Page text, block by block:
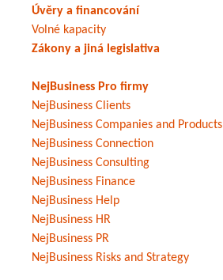
Úvěry a financování
Volné kapacity
Zákony a jiná legislativa
NejBusiness Pro firmy
NejBusiness Clients
NejBusiness Companies and Products
NejBusiness Connection
NejBusiness Consulting
NejBusiness Finance
NejBusiness Help
NejBusiness HR
NejBusiness PR
NejBusiness Risks and Strategy